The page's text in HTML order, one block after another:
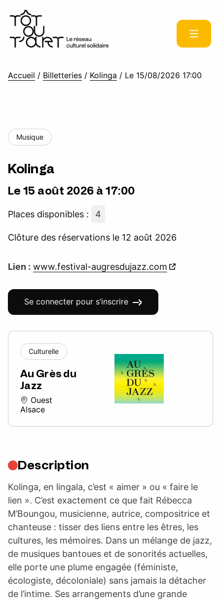
Accueil / Billetteries / Kolinga / Le 15/08/2026 17:00
Musique
Kolinga
Le 15 août 2026 à 17:00
Places disponibles : 4
Clôture des réservations le 12 août 2026
Lien : www.festival-augresdujazz.com
Se connecter pour s’inscrire
Culturelle
Au Grès du
Jazz
Ouest
Alsace
Description
Kolinga, en lingala, c’est « aimer » ou « faire le
lien ». C’est exactement ce que fait Rébecca
M’Boungou, musicienne, autrice, compositrice et
chanteuse : tisser des liens entre les êtres, les
cultures, les mémoires. Dans un mélange de jazz,
de musiques bantoues et de sonorités actuelles,
elle porte une plume engagée (féministe,
écologiste, décoloniale) sans jamais la détacher
de l’intime. Ses arrangements d’une grande